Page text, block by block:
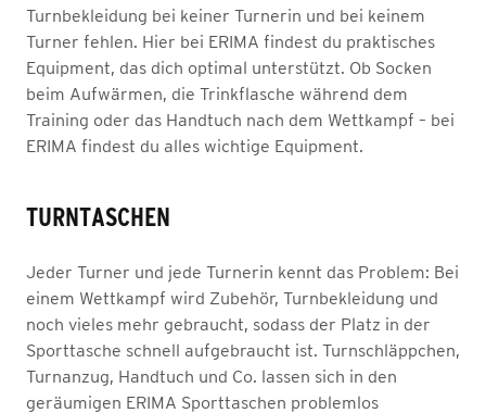
Turnbekleidung bei keiner Turnerin und bei keinem
Turner fehlen. Hier bei ERIMA findest du praktisches
Equipment, das dich optimal unterstützt. Ob Socken
beim Aufwärmen, die Trinkflasche während dem
Training oder das Handtuch nach dem Wettkampf – bei
ERIMA findest du alles wichtige Equipment.
TURNTASCHEN
Jeder Turner und jede Turnerin kennt das Problem: Bei
einem Wettkampf wird Zubehör, Turnbekleidung und
noch vieles mehr gebraucht, sodass der Platz in der
Sporttasche schnell aufgebraucht ist. Turnschläppchen,
Turnanzug, Handtuch und Co. lassen sich in den
geräumigen ERIMA Sporttaschen problemlos